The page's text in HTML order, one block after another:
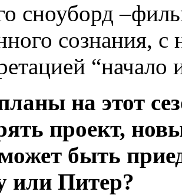
сноуборд
сознания, с
“начало
на этот
проект,
быть
или Питер?